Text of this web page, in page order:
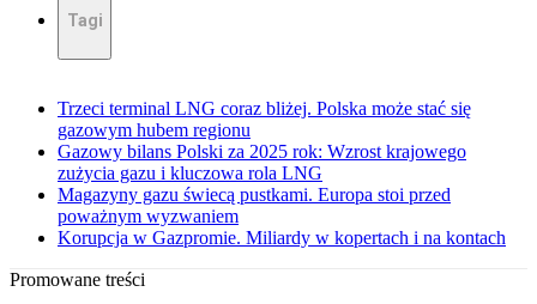
Tagi
Trzeci terminal LNG coraz bliżej. Polska może stać się
gazowym hubem regionu
Gazowy bilans Polski za 2025 rok: Wzrost krajowego
zużycia gazu i kluczowa rola LNG
Magazyny gazu świecą pustkami. Europa stoi przed
poważnym wyzwaniem
Korupcja w Gazpromie. Miliardy w kopertach i na kontach
Promowane treści